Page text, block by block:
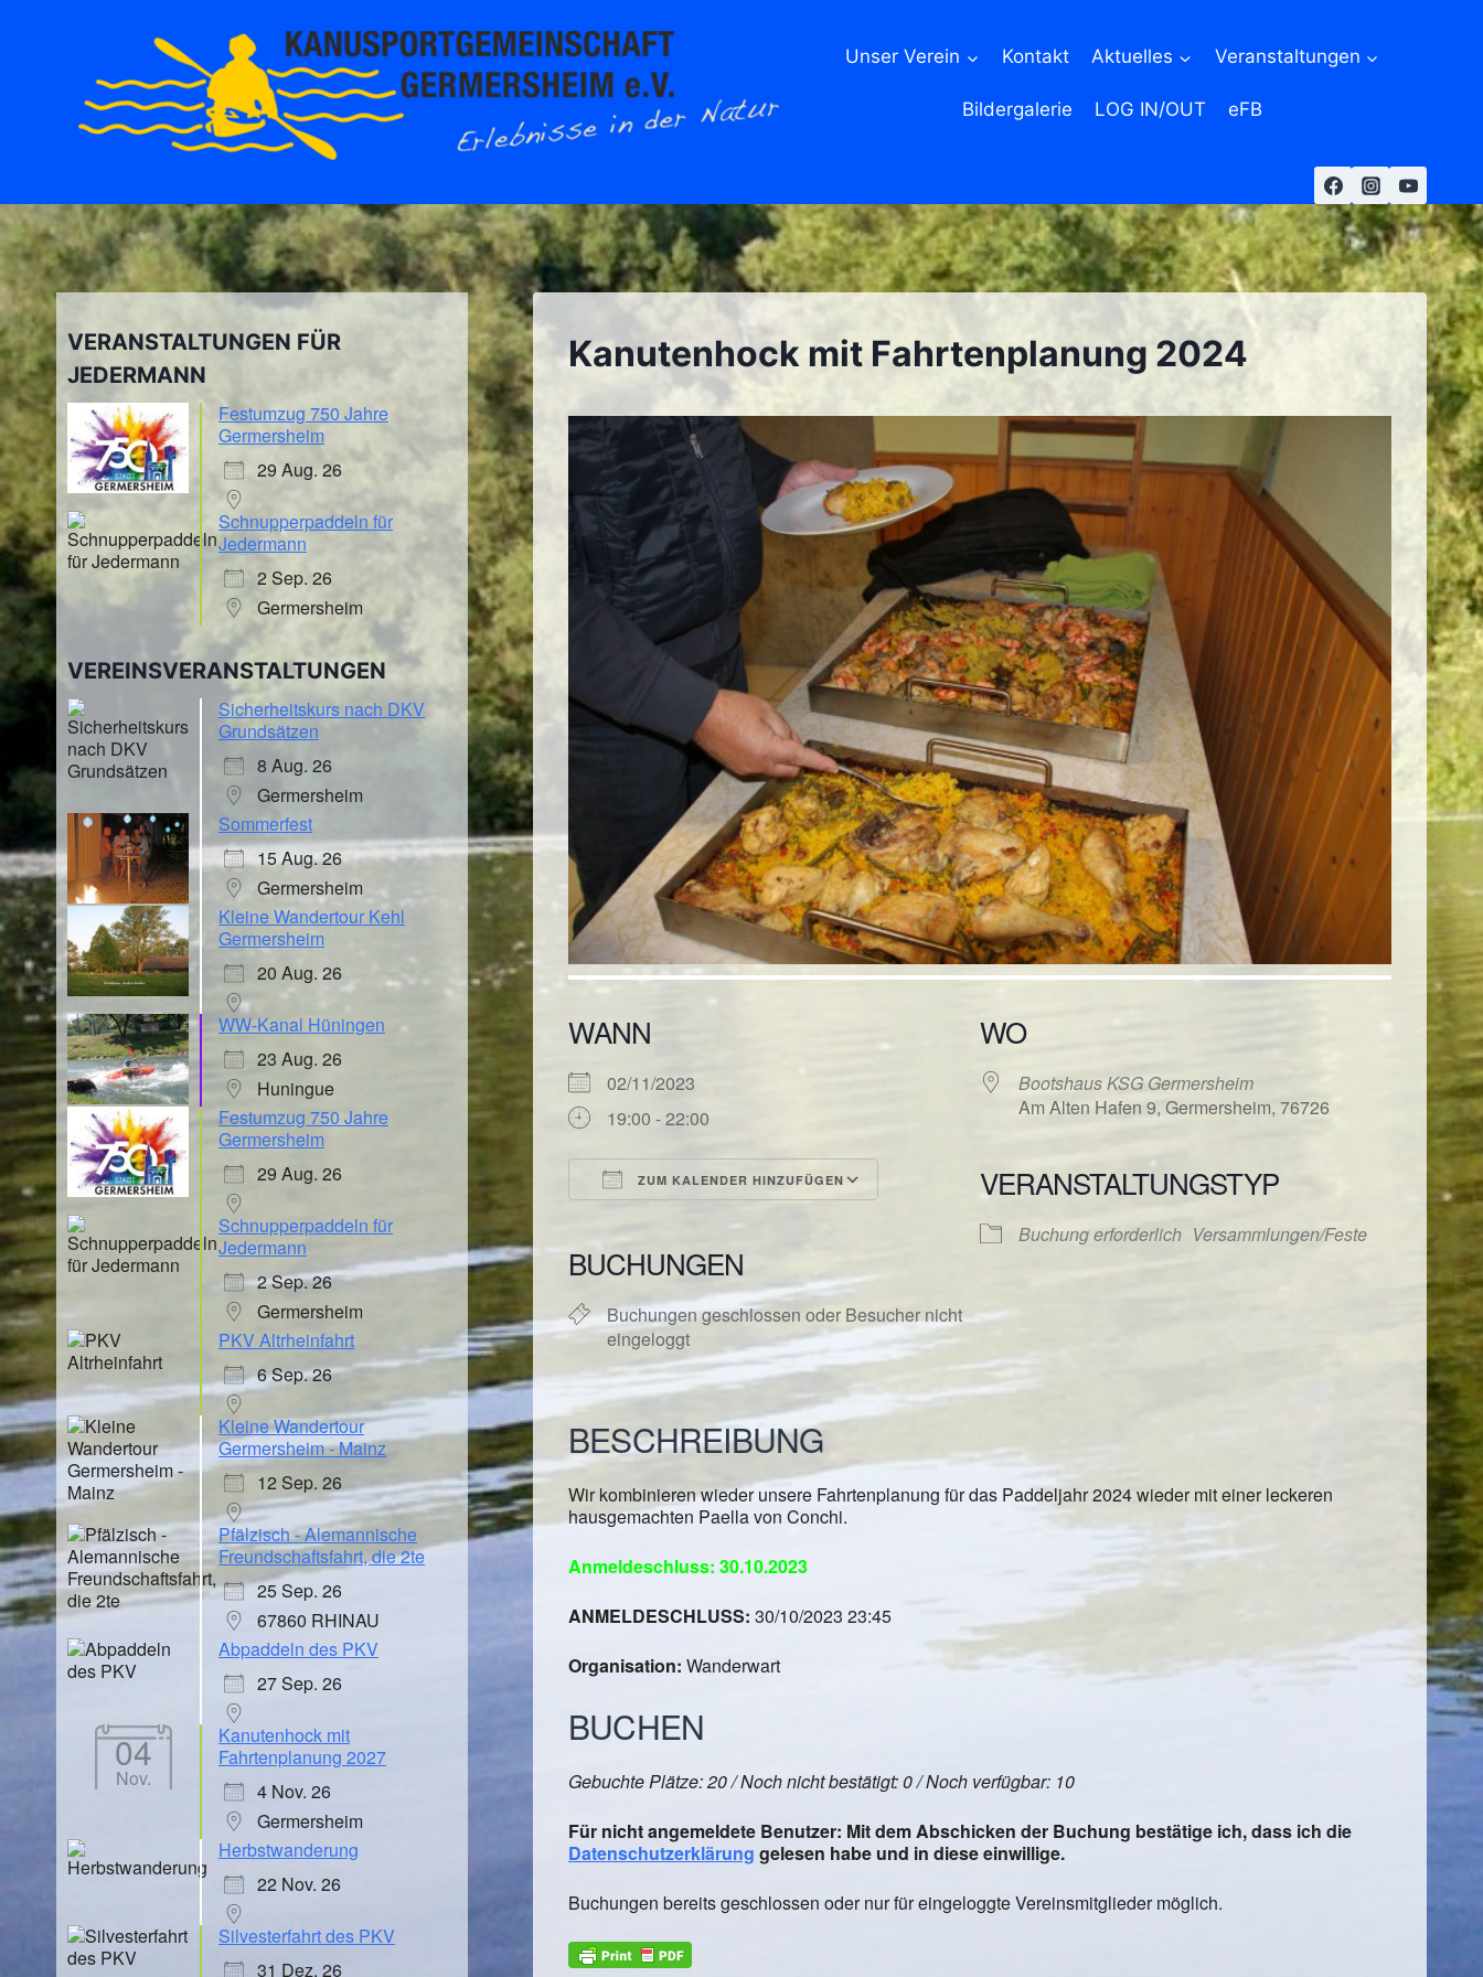
Unser Verein Kontakt Aktuelles Veranstaltungen
Bildergalerie LOG IN/OUT eFB
Kanutenhock mit Fahrtenplanung 2024
WANN
02/11/2023
19:00 - 22:00
ZUM KALENDER HINZUFÜGEN
Google Kalender
BUCHUNGEN
Buchungen geschlossen oder Besucher nicht
eingeloggt
WO
Bootshaus KSG Germersheim
Am Alten Hafen 9, Germersheim, 76726
VERANSTALTUNGSTYP
Buchung erforderlich Versammlungen/Feste
BESCHREIBUNG
Wir kombinieren wieder unsere Fahrtenplanung für das Paddeljahr 2024 wieder mit einer leckeren
hausgemachten Paella von Conchi.
Anmeldeschluss: 30.10.2023
ANMELDESCHLUSS:30/10/2023 23:45
Organisation:Wanderwart
BUCHEN
Gebuchte Plätze: 20 / Noch nicht bestätigt: 0 / Noch verfügbar: 10
Für nicht angemeldete Benutzer: Mit dem Abschicken der Buchung bestätige ich, dass ich die
Datenschutzerklärung gelesen habe und in diese einwillige.
Buchungen bereits geschlossen oder nur für eingeloggte Vereinsmitglieder möglich.
VERANSTALTUNGEN FÜR
JEDERMANN
Festumzug 750 Jahre
Germersheim
29 Aug. 26
Schnupperpaddeln für
Jedermann
2 Sep. 26
Germersheim
VEREINSVERANSTALTUNGEN
Sicherheitskurs nach DKV
Grundsätzen
8 Aug. 26
Germersheim
Sommerfest
15 Aug. 26
Germersheim
Kleine Wandertour Kehl
Germersheim
20 Aug. 26
WW-Kanal Hüningen
23 Aug. 26
Huningue
Festumzug 750 Jahre
Germersheim
29 Aug. 26
Schnupperpaddeln für
Jedermann
2 Sep. 26
Germersheim
PKV Altrheinfahrt
6 Sep. 26
Kleine Wandertour
Germersheim - Mainz
12 Sep. 26
Pfälzisch - Alemannische
Freundschaftsfahrt, die 2te
25 Sep. 26
67860 RHINAU
Abpaddeln des PKV
27 Sep. 26
04
Nov.
Kanutenhock mit
Fahrtenplanung 2027
4 Nov. 26
Germersheim
Herbstwanderung
22 Nov. 26
Silvesterfahrt des PKV
31 Dez. 26